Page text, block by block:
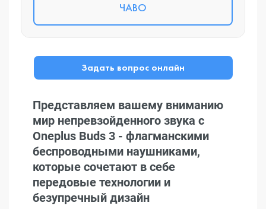
ЧАВО
Задать вопрос онлайн
Представляем вашему вниманию
мир непревзойденного звука с
Oneplus Buds 3 - флагманскими
беспроводными наушниками,
которые сочетают в себе
передовые технологии и
безупречный дизайн